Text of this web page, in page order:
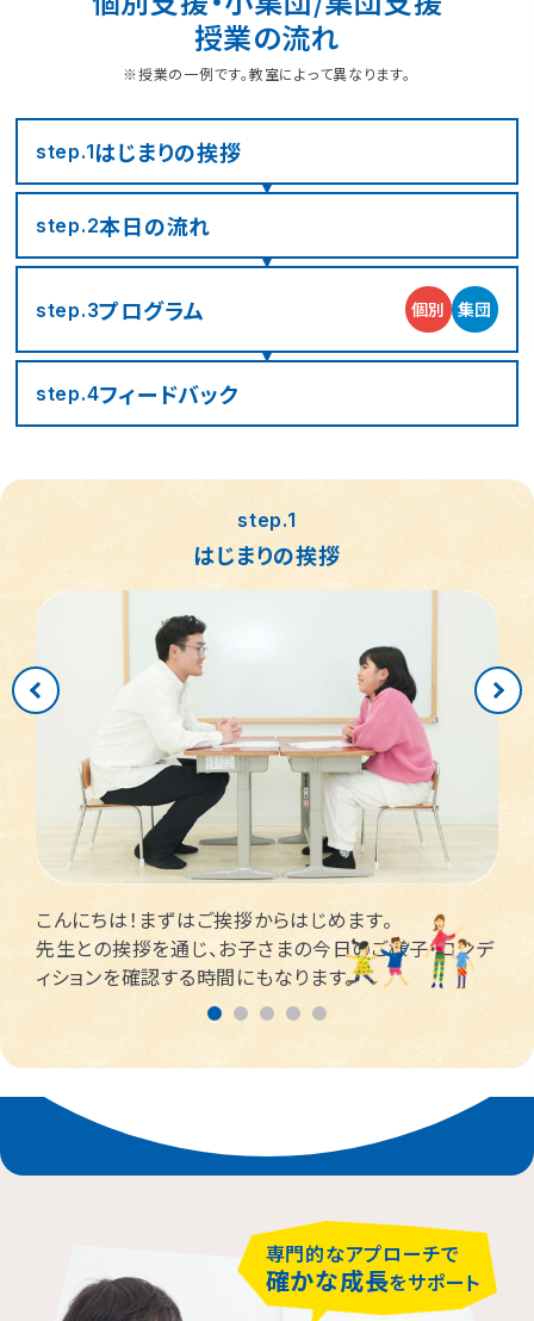
授業の流れ
※授業の一例です。教室によって異なります。
step.1はじまりの挨拶
step.2本日の流れ
step.3プログラム 個別 集団
step.4フィードバック
step.1
はじまりの挨拶
こんにちは！まずはご挨拶からはじめます。
先生との挨拶を通じ、お子さまの今日のご様子・コンデ
ィションを確認する時間にもなります。
専門的なアプローチで
確かな成長をサポート